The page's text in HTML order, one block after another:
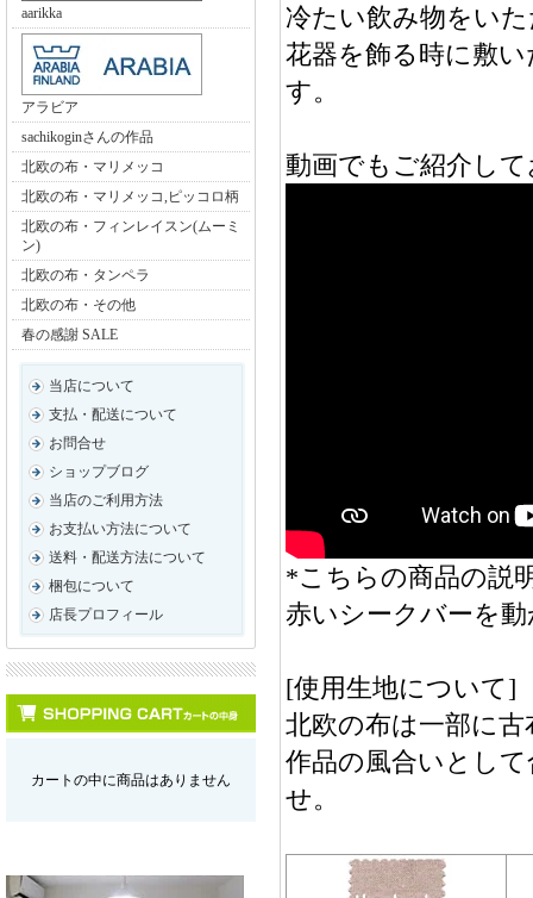
aarikka
アラビア
sachikoginさんの作品
北欧の布・マリメッコ
北欧の布・マリメッコ,ピッコロ柄
北欧の布・フィンレイスン(ムーミ
ン)
北欧の布・タンペラ
北欧の布・その他
春の感謝 SALE
当店について
支払・配送について
お問合せ
ショップブログ
当店のご利用方法
お支払い方法について
送料・配送方法について
梱包について
店長プロフィール
カートの中に商品はありません
冷たい飲み物をい
花器を飾る時に敷
す。
動画でもご紹介し
*こちらの商品の説
赤いシークバーを
[使用生地について]
北欧の布は一部に
作品の風合いとし
せ。